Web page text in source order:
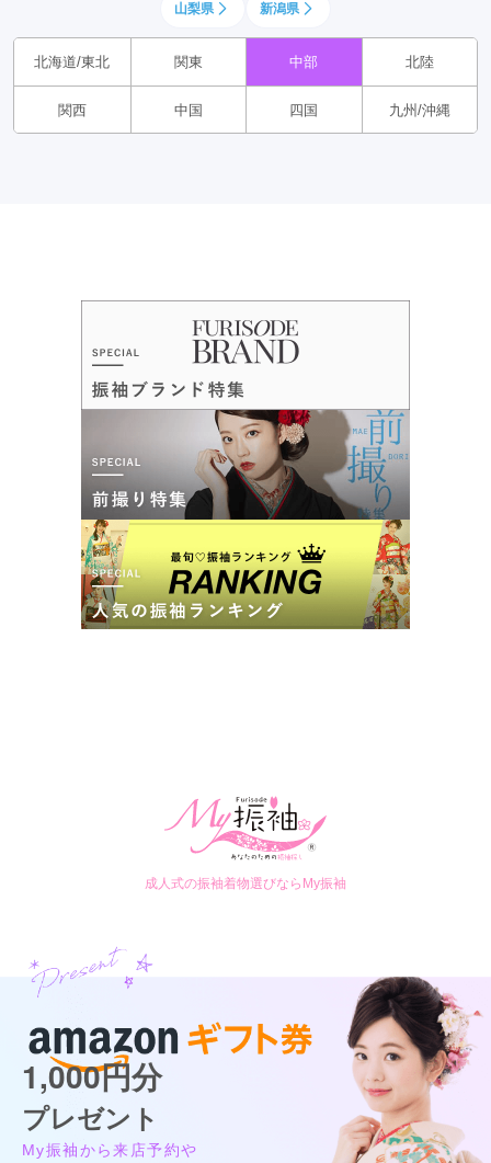
山梨県 新潟県
北海道/東北 関東 中部 北陸
関西 中国 四国 九州/沖縄
成人式の振袖着物選びならMy振袖
1,000円分
プレゼント
My振袖から来店予約や